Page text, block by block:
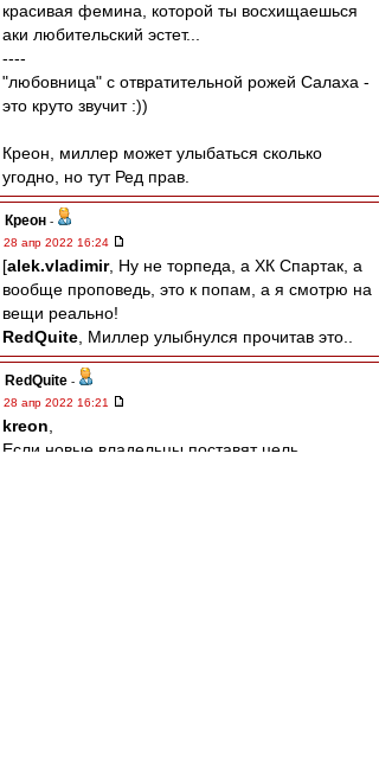
красивая фемина, которой ты восхищаешься
аки любительский эстет...
----
"любовница" с отвратительной рожей Салаха -
это круто звучит :))
Креон, миллер может улыбаться сколько
угодно, но тут Ред прав.
Креон -
28 апр 2022 16:24
[alek.vladimir, Ну не торпеда, а ХК Спартак, а
вообще проповедь, это к попам, а я смотрю на
вещи реально!
RedQuite , Миллер улыбнулся прочитав это..
RedQuite -
28 апр 2022 16:21
kreon
Если новые владельцы поставят цель